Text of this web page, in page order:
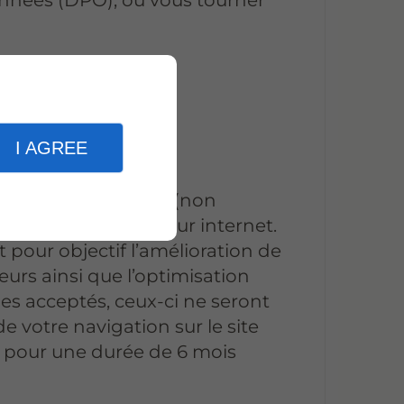
I AGREE
les informations (non
des utilisateurs sur internet.
pour objectif l’amélioration de
ainsi que l’optimisation
acceptés, ceux-ci ne seront
votre navigation sur le site
pour une durée de 6 mois